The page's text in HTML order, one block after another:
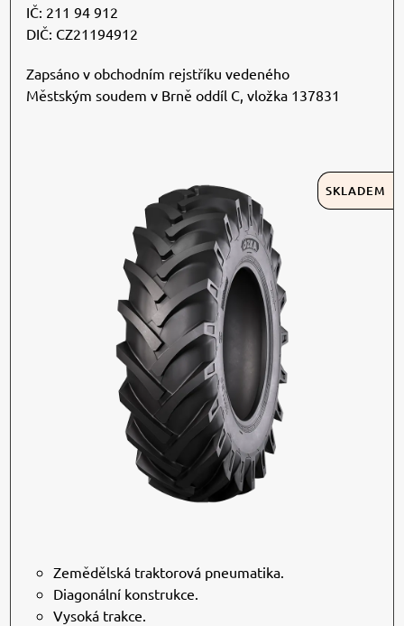
SKLADEM
Zemědělská traktorová pneumatika.
Diagonální konstrukce.
Vysoká trakce.
IČ: 211 94 912
DIČ: CZ21194912
Zapsáno v obchodním rejstříku vedeného
Městským soudem v Brně oddíl C, vložka 137831